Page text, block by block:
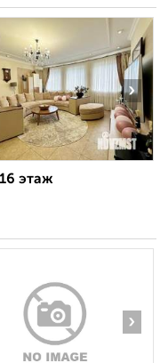
›
этаж
›